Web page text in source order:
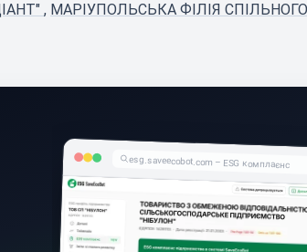
, МАРІУПОЛЬСЬКА ФІЛІЯ
esg.saveecobot.com – ESG комплаєнс